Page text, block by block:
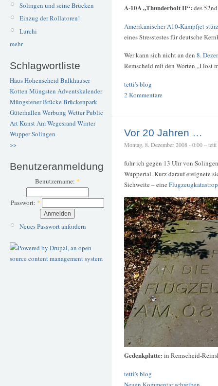
Solingen und seine Brücken
Einzug der Rollatoren!
Lurchi
mehr
Schlagwortliste
Haus Hohenscheid Balkhauser
Kotten Müngsten Adventskalender
Müngstener BrückeBrückenpark
Güterhallen Werbung WetterPublic
ArtKunstAm Wegesrand Winter
WupperSolingen
>>
Benutzeranmeldung
Benutzername: *
Passwort: *
Neues Passwort anfordern
A-10A „Thunderbolt II“: des
Amerikanischer A10-Kampfjet
eines Stresstestes für deutsche
Wer kann sich nicht an den 8.
Remscheid mit den Worten „I lost
tetti's blog
2 Kommentare
Vor 20 Jahren …
Montag, 8. Dezember 2008 - 0:00 – tetti
fuhr ich gegen 13 Uhr von
Wuppertal. Kurz darauf ereignete
Sichweite – eine
Gedenkplatte: in Remscheid-
tetti's blog